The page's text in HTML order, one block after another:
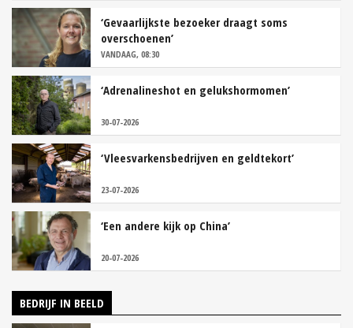
‘Gevaarlijkste bezoeker draagt soms
overschoenen’
VANDAAG, 08:30
‘Adrenalineshot en gelukshormomen’
30-07-2026
‘Vleesvarkensbedrijven en geldtekort’
23-07-2026
‘Een andere kijk op China’
20-07-2026
BEDRIJF IN BEELD